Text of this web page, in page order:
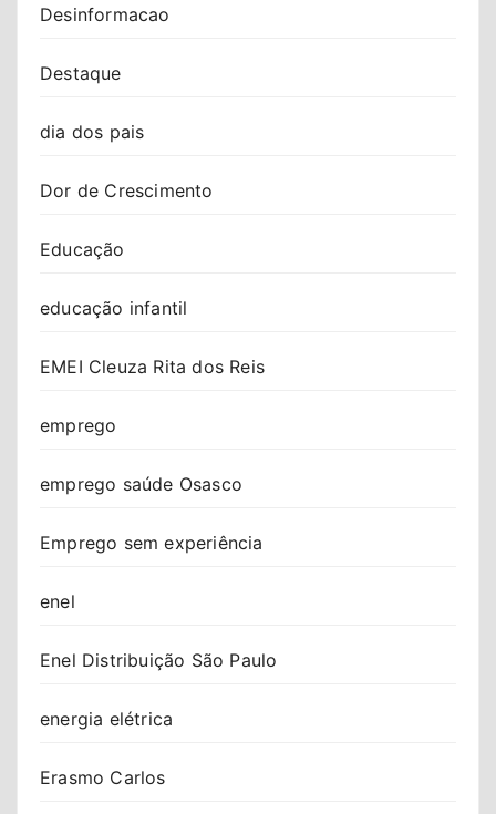
Desinformacao
Destaque
dia dos pais
Dor de Crescimento
Educação
educação infantil
EMEI Cleuza Rita dos Reis
emprego
emprego saúde Osasco
Emprego sem experiência
enel
Enel Distribuição São Paulo
energia elétrica
Erasmo Carlos